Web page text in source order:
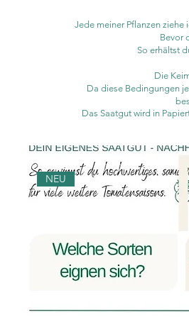
Jede meiner Pflanzen
Bevor
So erhältst
Die
Da diese Bedingungen
Das Saatgut wird in
NEU